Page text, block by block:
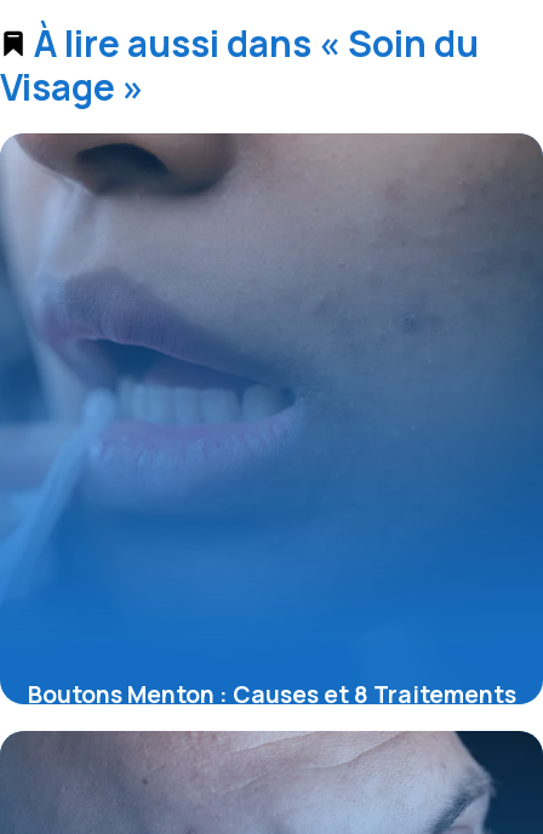
À lire aussi dans « Soin du
Visage »
Boutons Menton : Causes et 8 Traitements
30 mai 2026